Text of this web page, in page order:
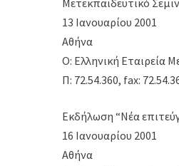
Μετεκπαιδευτικό
13 Ιανουαρίου 2001
Αθήνα
Ο: Ελληνική Εταιρεία
Π: 72.54.360, fax:
Εκδήλωση “Νέα
16 Ιανουαρίου 2001
Αθήνα